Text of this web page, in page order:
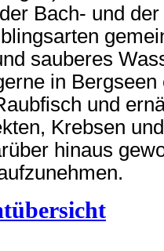
Bach- und
sauberes
in Bergseen
und
Krebsen
hinaus